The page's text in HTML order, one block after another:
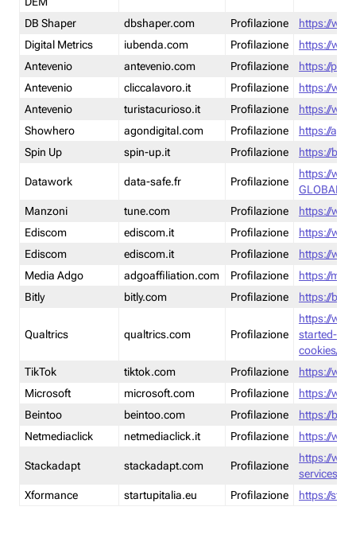
DB Shaper
dbshaper.com Profilazione
https://
Digital Metrics
iubenda.com Profilazione
https://
Antevenio
antevenio.com Profilazione
https://
Antevenio
cliccalavoro.it Profilazione
https://
Antevenio
turistacurioso.it Profilazione
https://
Showhero
agondigital.com Profilazione
https://
Spin Up
spin-up.it Profilazione https://
Datawork data-safe.fr Profilazione
https://
GLOBAL-
Manzoni
tune.com Profilazione
https://
Ediscom
ediscom.it Profilazione
https://
Ediscom
ediscom.it Profilazione
https://
Media Adgo
adgoaffiliation.com Profilazione
https://
Bitly
bitly.com Profilazione https://
Qualtrics qualtrics.com Profilazione
https://
started-
cookies/
TikTok
tiktok.com Profilazione
https://
Microsoft
microsoft.com Profilazione
https://
Beintoo
beintoo.com Profilazione
https://
Netmediaclick
netmediaclick.it Profilazione https://
Stackadapt stackadapt.com Profilazione
https://
services-
Xformance
startupitalia.eu Profilazione https://